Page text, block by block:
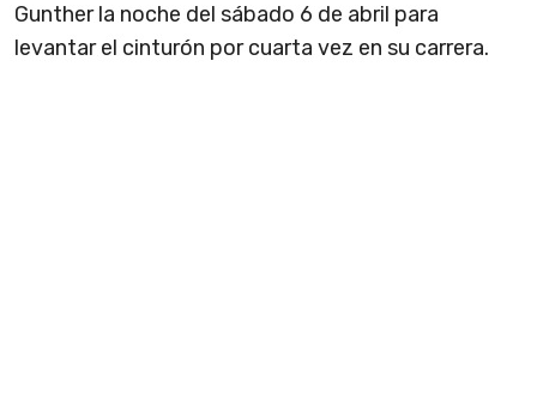
Gunther la noche del sábado 6 de abril para
levantar el cinturón por cuarta vez en su carrera.